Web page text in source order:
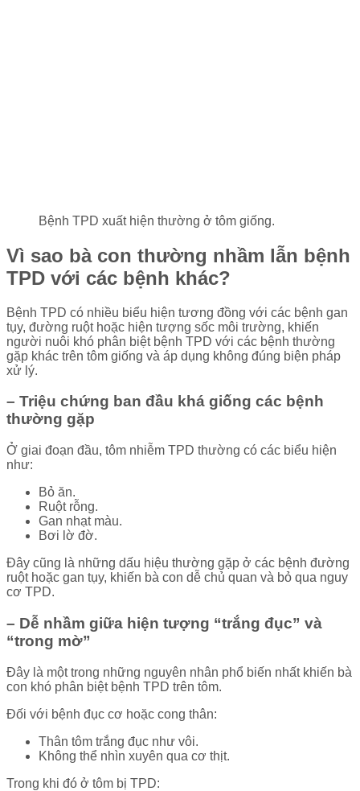
Bệnh TPD xuất hiện thường ở tôm giống.
Vì sao bà con thường nhầm lẫn bệnh
TPD với các bệnh khác?
Bệnh TPD có nhiều biểu hiện tương đồng với các bệnh gan
tụy, đường ruột hoặc hiện tượng sốc môi trường, khiến
người nuôi khó phân biệt bệnh TPD với các bệnh thường
gặp khác trên tôm giống và áp dụng không đúng biện pháp
xử lý.
– Triệu chứng ban đầu khá giống các bệnh
thường gặp
Ở giai đoạn đầu, tôm nhiễm TPD thường có các biểu hiện
như:
Bỏ ăn.
Ruột rỗng.
Gan nhạt màu.
Bơi lờ đờ.
Đây cũng là những dấu hiệu thường gặp ở các bệnh đường
ruột hoặc gan tụy, khiến bà con dễ chủ quan và bỏ qua nguy
cơ TPD.
– Dễ nhầm giữa hiện tượng “trắng đục” và
“trong mờ”
Đây là một trong những nguyên nhân phổ biến nhất khiến bà
con khó phân biệt bệnh TPD trên tôm.
Đối với bệnh đục cơ hoặc cong thân:
Thân tôm trắng đục như vôi.
Không thể nhìn xuyên qua cơ thịt.
Trong khi đó ở tôm bị TPD: